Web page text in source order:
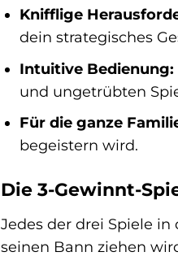
Knifflige
dein strategisches
Intuitive Bedienung:
und ungetrübten
Für die ganze
begeistern wird.
Die 3-Gewinnt-
Jedes der drei Spiele
seinen Bann ziehen